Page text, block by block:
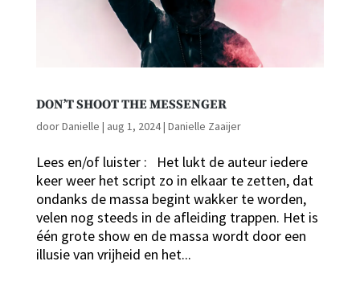
DON’T SHOOT THE MESSENGER
doorDanielle | aug 1, 2024| Danielle Zaaijer
Lees en/of luister : Het lukt de auteur iedere
keer weer het script zo in elkaar te zetten, dat
ondanks de massa begint wakker te worden,
velen nog steeds in de afleiding trappen. Het is
één grote show en de massa wordt door een
illusie van vrijheid en het...